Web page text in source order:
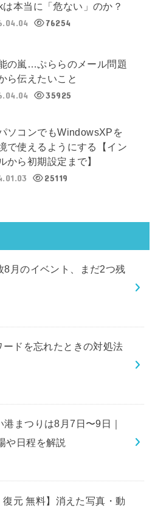
本当に「危ない」のか？
76254
の嵐…ぷららのメール問題
ら伝えたいこと
35925
ソコンでもWindowsXPを
で使えるようにする【イン
から初期設定まで】
25119
8月のイベント、まだ2つ残
ドを忘れたときの対処法
まつりは8月7日〜9日｜
や日程を解説
復元 無料】消えた写真・動